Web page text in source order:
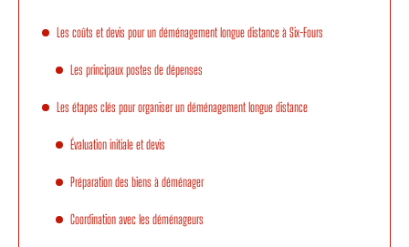
Les coûts et devis pour un déménagement longue distance à Six-Fours
Les principaux postes de dépenses
Les étapes clés pour organiser un déménagement longue distance
Évaluation initiale et devis
Préparation des biens à déménager
Coordination avec les déménageurs